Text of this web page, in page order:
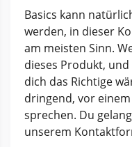
Basics kann
werden, in dieser
am meisten Sinn.
dieses Produkt,
dich das Richtige
dringend, vor
sprechen. Du
unserem